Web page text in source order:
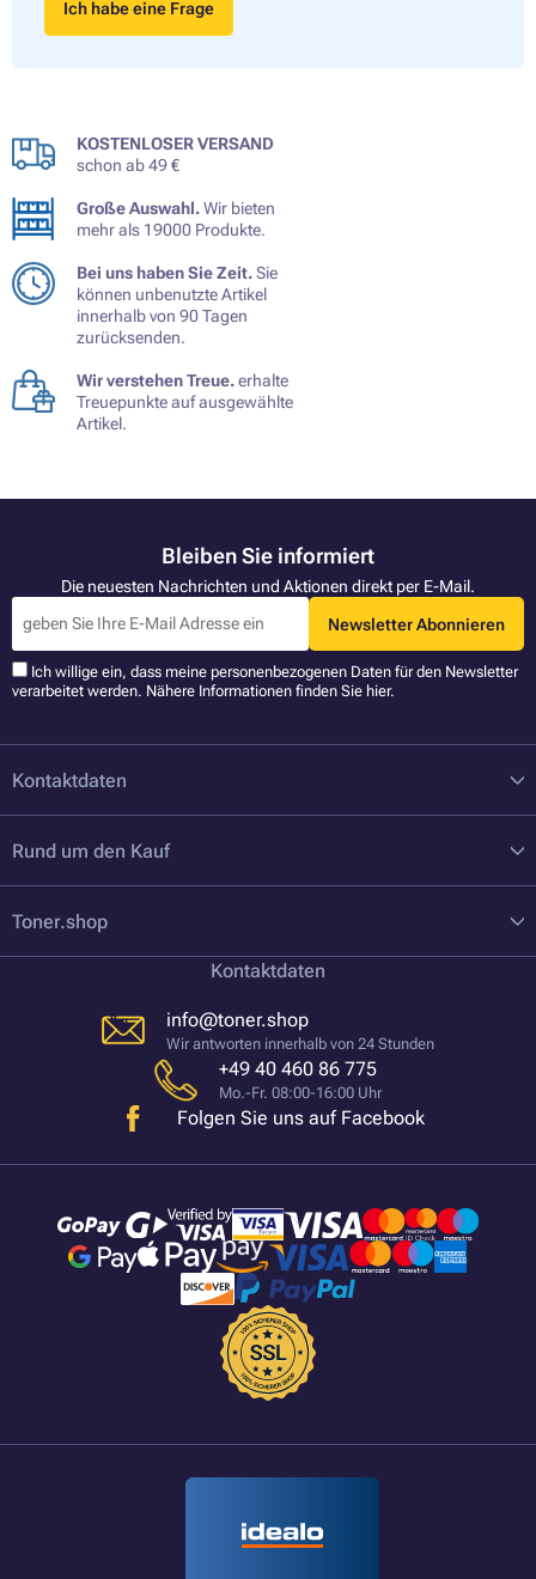
Ich habe eine Frage
KOSTENLOSER VERSAND
schon ab 49 €
Große Auswahl.Wir bieten
mehr als 19000 Produkte.
Bei uns haben Sie Zeit.Sie
können unbenutzte Artikel
innerhalb von 90 Tagen
zurücksenden.
Wir verstehen Treue.erhalte
Treuepunkte auf ausgewählte
Artikel.
Bleiben Sie informiert
Die neuesten Nachrichten und Aktionen direkt per E-Mail.
Newsletter Abonnieren
Ich willige ein, dass meine personenbezogenen Daten für den Newsletter
verarbeitet werden. Nähere Informationen finden Sie hier.
Kontaktdaten
Rund um den Kauf
Toner.shop
Kontaktdaten
info@toner.shop
Wir antworten innerhalb von 24 Stunden
+49 40 460 86 775
Mo.-Fr. 08:00-16:00 Uhr
Folgen Sie uns auf Facebook